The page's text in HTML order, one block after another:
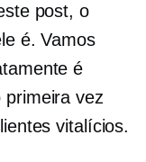
post, o
é. Vamos
é
primeira vez
vitalícios.